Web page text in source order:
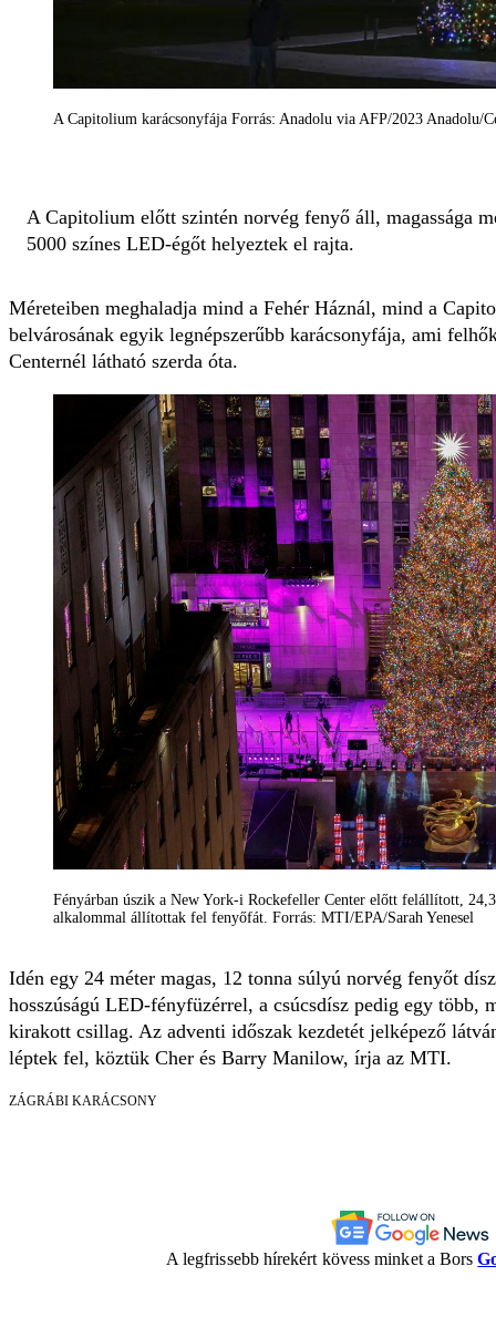
A Capitolium karácsonyfája Forrás: Anadolu via AFP/2023 Anadolu/
A Capitolium előtt szintén norvég fenyő áll, magassága
5000 színes LED-égőt helyeztek el rajta.
Méreteiben meghaladja mind a Fehér Háznál, mind a
belvárosának egyik legnépszerűbb karácsonyfája, ami
Centernél látható szerda óta.
Fényárban úszik a New York-i Rockefeller Center előtt felállított,
alkalommal állítottak fel fenyőfát. Forrás: MTI/EPA/Sarah Yenesel
Idén egy 24 méter magas, 12 tonna súlyú norvég fenyőt
hosszúságú LED-fényfüzérrel, a csúcsdísz pedig egy több,
kirakott csillag. Az adventi időszak kezdetét jelképező
léptek fel, köztük Cher és Barry Manilow, írja az MTI.
ZÁGRÁBI KARÁCSONY
A legfrissebb hírekért kövess minket a Bors